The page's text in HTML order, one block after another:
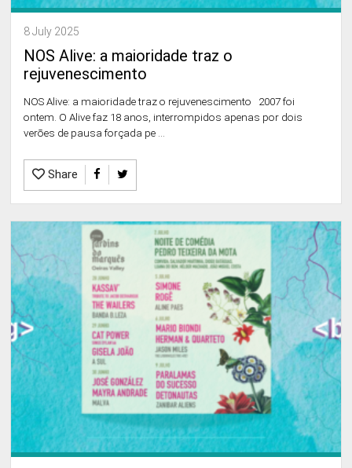
8 July 2025
NOS Alive: a maioridade traz o
rejuvenescimento
NOS Alive: a maioridade traz o rejuvenescimento 2007 foi
ontem. O Alive faz 18 anos, interrompidos apenas por dois
verōes de pausa forçada pe ...
Share